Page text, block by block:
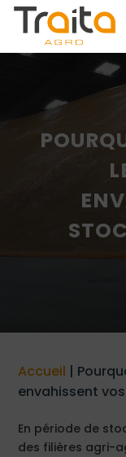
Accueil |
envahissent
En période de
des filières agri-